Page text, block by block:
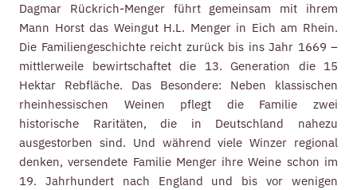
Dagmar Rückrich-Menger führt gemeinsam mit ihrem
Mann Horst das Weingut H.L. Menger in Eich am Rhein.
Die Familiengeschichte reicht zurück bis ins Jahr 1669 –
mittlerweile bewirtschaftet die 13. Generation die 15
Hektar Rebfläche. Das Besondere: Neben klassischen
rheinhessischen Weinen pflegt die Familie zwei
historische Raritäten, die in Deutschland nahezu
ausgestorben sind. Und während viele Winzer regional
denken, versendete Familie Menger ihre Weine schon im
19. Jahrhundert nach England und bis vor wenigen